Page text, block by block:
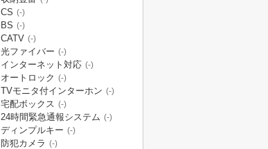
CS (-)
BS (-)
CATV (-)
光ファイバー (-)
インターネット対応 (-)
オートロック (-)
TVモニタ付インターホン (-)
宅配ボックス (-)
24時間緊急通報システム (-)
ディンプルキー (-)
防犯カメラ (-)